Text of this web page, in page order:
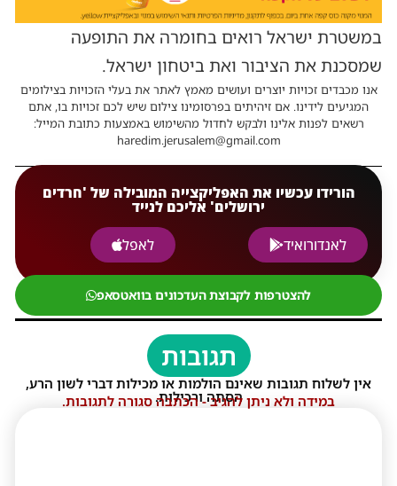
במשטרת ישראל רואים בחומרה את התופעה
שמסכנת את הציבור ואת ביטחון ישראל.
אנו מכבדים זכויות יוצרים ועושים מאמץ לאתר את בעלי הזכויות בצילומים
המגיעים לידינו. אם זיהיתים בפרסומינו צילום שיש לכם זכויות בו, אתם
רשאים לפנות אלינו ולבקש לחדול מהשימוש באמצעות כתובת המייל:
haredim.jerusalem@gmail.com
הורידו עכשיו את האפליקצייה המובילה של 'חרדים
ירושלים' אליכם לנייד
לאנדורואיד
לאפל
להצטרפות לקבוצת העדכונים בוואטסאפ
תגובות
אין לשלוח תגובות שאינם הולמות או מכילות דברי לשון הרע,
הסתה ורכילות.
במידה ולא ניתן להגיב - הכתבה סגורה לתגובות.